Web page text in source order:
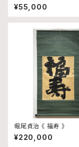
¥55,000
堀尾貞治 《 福寿 》
¥220,000